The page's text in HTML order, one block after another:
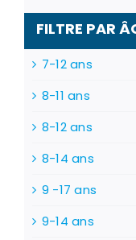
FILTRE PAR
7-12 ans
8-11 ans
8-12 ans
8-14 ans
9 -17 ans
9-14 ans